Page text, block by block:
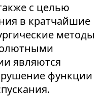
с целью
в кратчайшие
методы
являются
функции